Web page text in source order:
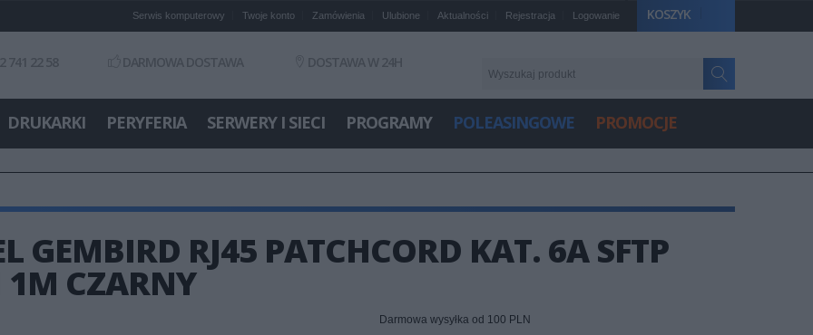
KOSZYK
Serwis komputerowy Twoje konto Zamówienia Ulubione Aktualności Rejestracja Logowanie
741 22 58 DARMOWA DOSTAWA DOSTAWA W 24H
DRUKARKI PERYFERIA SERWERY I SIECI PROGRAMY POLEASINGOWE PROMOCJE
GEMBIRD RJ45 PATCHCORD KAT. 6A SFTP
1M CZARNY
Darmowa wysyłka od 100 PLN